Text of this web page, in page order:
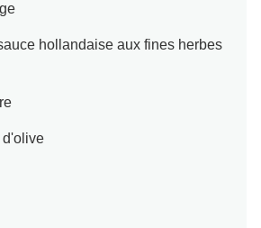
hollandaise aux fines herbes
d'olive